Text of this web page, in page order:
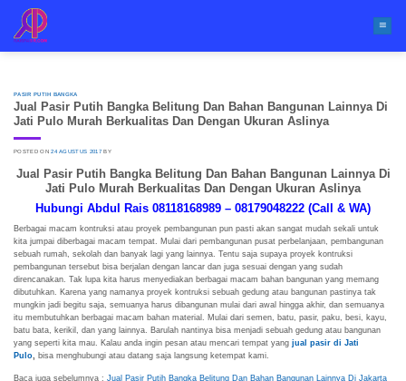
content
PASIR PUTIH BANGKA
Jual Pasir Putih Bangka Belitung Dan Bahan Bangunan Lainnya Di
Jati Pulo Murah Berkualitas Dan Dengan Ukuran Aslinya
POSTED ON24 AGUSTUS 2017 BY
Jual Pasir Putih Bangka Belitung Dan Bahan Bangunan Lainnya Di
Jati Pulo Murah Berkualitas Dan Dengan Ukuran Aslinya
Hubungi Abdul Rais 08118168989 – 08179048222 (Call & WA)
Berbagai macam kontruksi atau proyek pembangunan pun pasti akan sangat mudah sekali untuk
kita jumpai diberbagai macam tempat. Mulai dari pembangunan pusat perbelanjaan, pembangunan
sebuah rumah, sekolah dan banyak lagi yang lainnya. Tentu saja supaya proyek kontruksi
pembangunan tersebut bisa berjalan dengan lancar dan juga sesuai dengan yang sudah
direncanakan. Tak lupa kita harus menyediakan berbagai macam bahan bangunan yang memang
dibutuhkan. Karena yang namanya proyek kontruksi sebuah gedung atau bangunan pastinya tak
mungkin jadi begitu saja, semuanya harus dibangunan mulai dari awal hingga akhir, dan semuanya
itu membutuhkan berbagai macam bahan material. Mulai dari semen, batu, pasir, paku, besi, kayu,
batu bata, kerikil, dan yang lainnya. Barulah nantinya bisa menjadi sebuah gedung atau bangunan
yang seperti kita mau. Kalau anda ingin pesan atau mencari tempat yang jual pasir di Jati
Pulo
bisa menghubungi atau datang saja langsung ketempat kami.
Baca juga sebelumnya : Jual Pasir Putih Bangka Belitung Dan Bahan Bangunan Lainnya Di Jakarta